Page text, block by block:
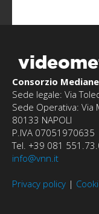
Consorzio
Sede legale: Via
Sede Operativa: Via
80133 NAPOLI
P.IVA 07051970635
Tel. +39 081
info@vnn.it
Privacy policy |